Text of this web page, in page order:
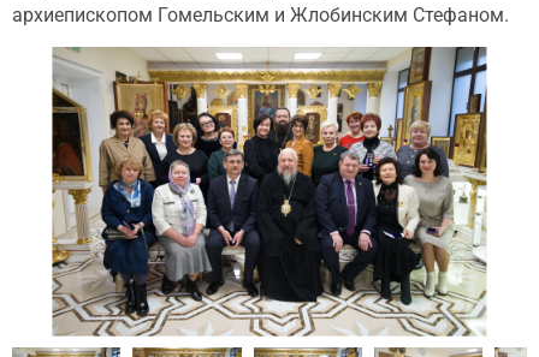
архиепископом Гомельским и Жлобинским Стефаном.